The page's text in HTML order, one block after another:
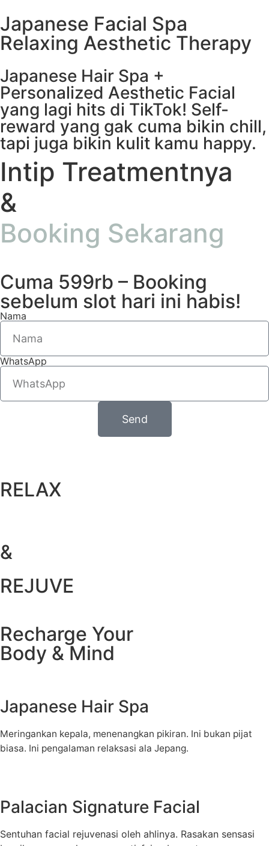
Japanese Facial Spa
Relaxing Aesthetic Therapy
Japanese Hair Spa +
Personalized Aesthetic Facial
yang lagi hits di TikTok! Self-
reward yang gak cuma bikin chill,
tapi juga bikin kulit kamu happy.
Intip Treatmentnya
&
Booking Sekarang
Cuma 599rb – Booking
sebelum slot hari ini habis!
Nama
WhatsApp
Send
RELAX
&
REJUVE
Recharge Your
Body & Mind
Japanese Hair Spa
Meringankan kepala, menenangkan pikiran. Ini bukan pijat
biasa. Ini pengalaman relaksasi ala Jepang.
Palacian Signature Facial
Sentuhan facial rejuvenasi oleh ahlinya. Rasakan sensasi